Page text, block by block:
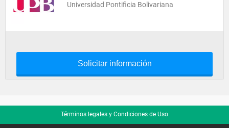
Universidad Pontificia Bolivariana
Solicitar información
Términos legales y Condiciones de Uso